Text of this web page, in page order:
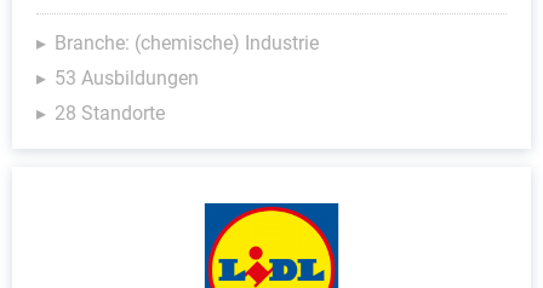
Branche: (chemische) Industrie
53 Ausbildungen
28 Standorte